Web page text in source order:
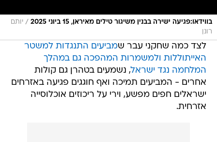
בווידאו:פגיעה ישירה בבנין משיגור טילים מאיראן, 15 ביוני 2025 / יותם
רונן
לצד כמה שחקני עבר שמביעים התנגדות למשטר
האייתוללות ולמשמרות המהפכה גם במהלך
המלחמה נגד ישראל, נשמעים בטהרן גם קולות
אחרים - המביעים תמיכה ואף חוגגים פגיעה באזרחים
ישראלים חפים מפשע, וירי על ריכוזים אוכלוסייה
אזרחית.